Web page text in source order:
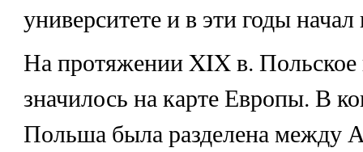
университете и в эти годы начал
На протяжении XIX в. Польское
значилось на карте Европы. В
Польша была разделена между